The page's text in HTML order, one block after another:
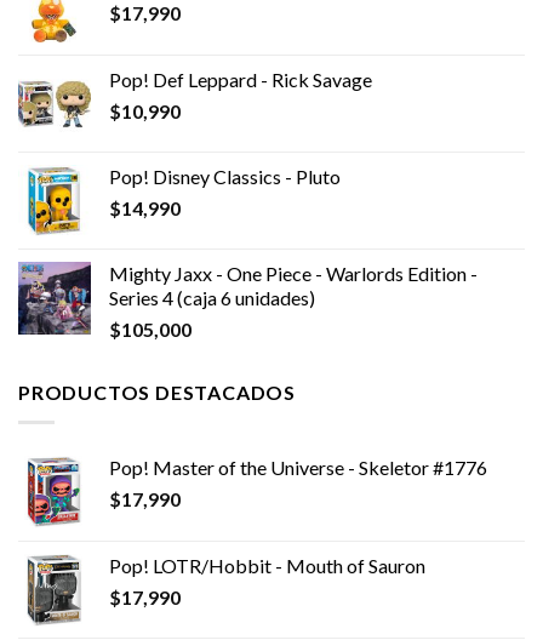
$17,990
Pop! Def Leppard - Rick Savage
$10,990
Pop! Disney Classics - Pluto
$14,990
Mighty Jaxx - One Piece - Warlords Edition -
Series 4 (caja 6 unidades)
$105,000
PRODUCTOS DESTACADOS
Pop! Master of the Universe - Skeletor #1776
$17,990
Pop! LOTR/Hobbit - Mouth of Sauron
$17,990